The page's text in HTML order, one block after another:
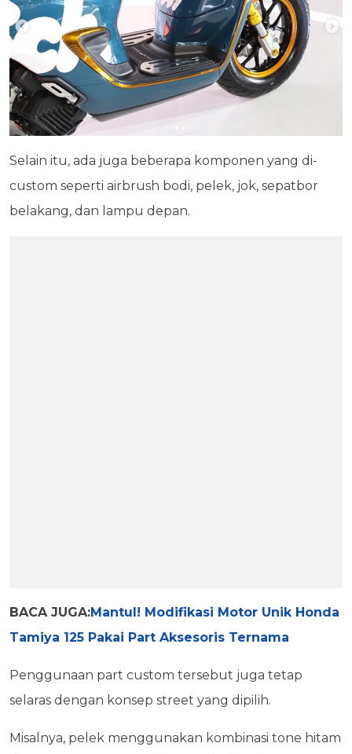
Selain itu, ada juga beberapa komponen yang di-
custom seperti airbrush bodi, pelek, jok, sepatbor
belakang, dan lampu depan.
BACA JUGA:Mantul! Modifikasi Motor Unik Honda
Tamiya 125 Pakai Part Aksesoris Ternama
Penggunaan part custom tersebut juga tetap
selaras dengan konsep street yang dipilih.
Misalnya, pelek menggunakan kombinasi tone hitam